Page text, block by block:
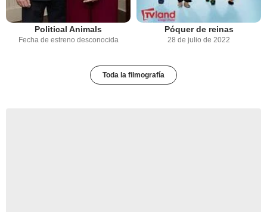
Political Animals
Fecha de estreno desconocida
Póquer de reinas
28 de julio de 2022
Toda la filmografía